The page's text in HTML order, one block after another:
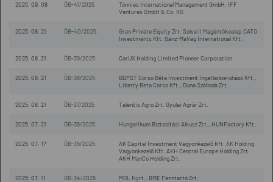
2025. 09. 08 ÖB-41/2025
Tönnies International Management GmbH, IFF
Ventures GmbH & Co. KG
2025. 08. 21 ÖB-40/2025.
Gran Private Equity Zrt. Solva II Magántőkealap CATO
Investments Kft. Ganz-MaVag International Kft.
2025. 08. 21 ÖB-39/2025. CarUX Holding Limited Pioneer Corporation
2025. 08. 21 ÖB-38/2025.
BDPST Corso Béta Investment Ingatlanberuházó Kft.,
Liberty Beta Corso Kft., Duna Szálloda Zrt.
2025. 08. 21 ÖB-37/2025 Talentis Agro Zrt. Gyulai Agrár Zrt.
2025. 07. 21 ÖB-36/2025 Hungarikum Biztosítási Alkusz Zrt., HUNFactory Kft.
2025. 07. 17 ÖB-35/2025
AK Capital Investment Vagyonkezelő Kft. AK Holding
Vagyonkezelő Kft. AKH Central Europe Holding Zrt.
AKH ManCo Holding Zrt.
2025. 07. 11 ÖB-34/2025 MOL Nyrt., BME Fenntartó Zrt.